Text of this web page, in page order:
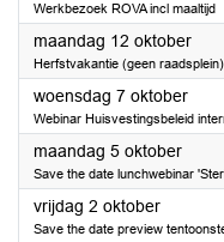
Werkbezoek ROVA incl maaltijd
maandag 12 oktober2026
Herfstvakantie (geen raadsplein)
woensdag 7 oktober2026
Webinar Huisvestingsbeleid
maandag 5 oktober2026
Save the date lunchwebinar
vrijdag 2 oktober2026
Save the date preview